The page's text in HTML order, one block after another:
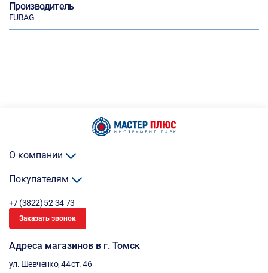
Производитель
FUBAG
О компании
Покупателям
+7 (3822) 52-34-73
Заказать звонок
Адреса магазинов в г. Томск
ул. Шевченко, 44 ст. 46